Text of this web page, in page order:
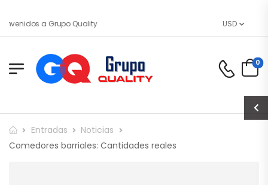
a Grupo Quality USD
0
Entradas
Noticias
Comedores barriales: Cantidades reales